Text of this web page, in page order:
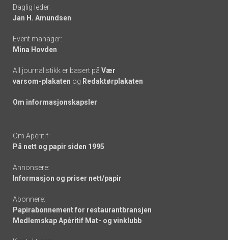
links
Daglig leder:
Jan H. Amundsen
Event manager:
Mina Hovden
All journalistikk er basert på Vær
varsom-plakaten og Redaktørplakaten
Om informasjonskapsler
Om Apéritif:
På nett og papir siden 1995
Annonsere:
Informasjon og priser nett/papir
Abonnere:
Papirabonnement for restaurantbransjen
Medlemskap Apéritif Mat- og vinklubb